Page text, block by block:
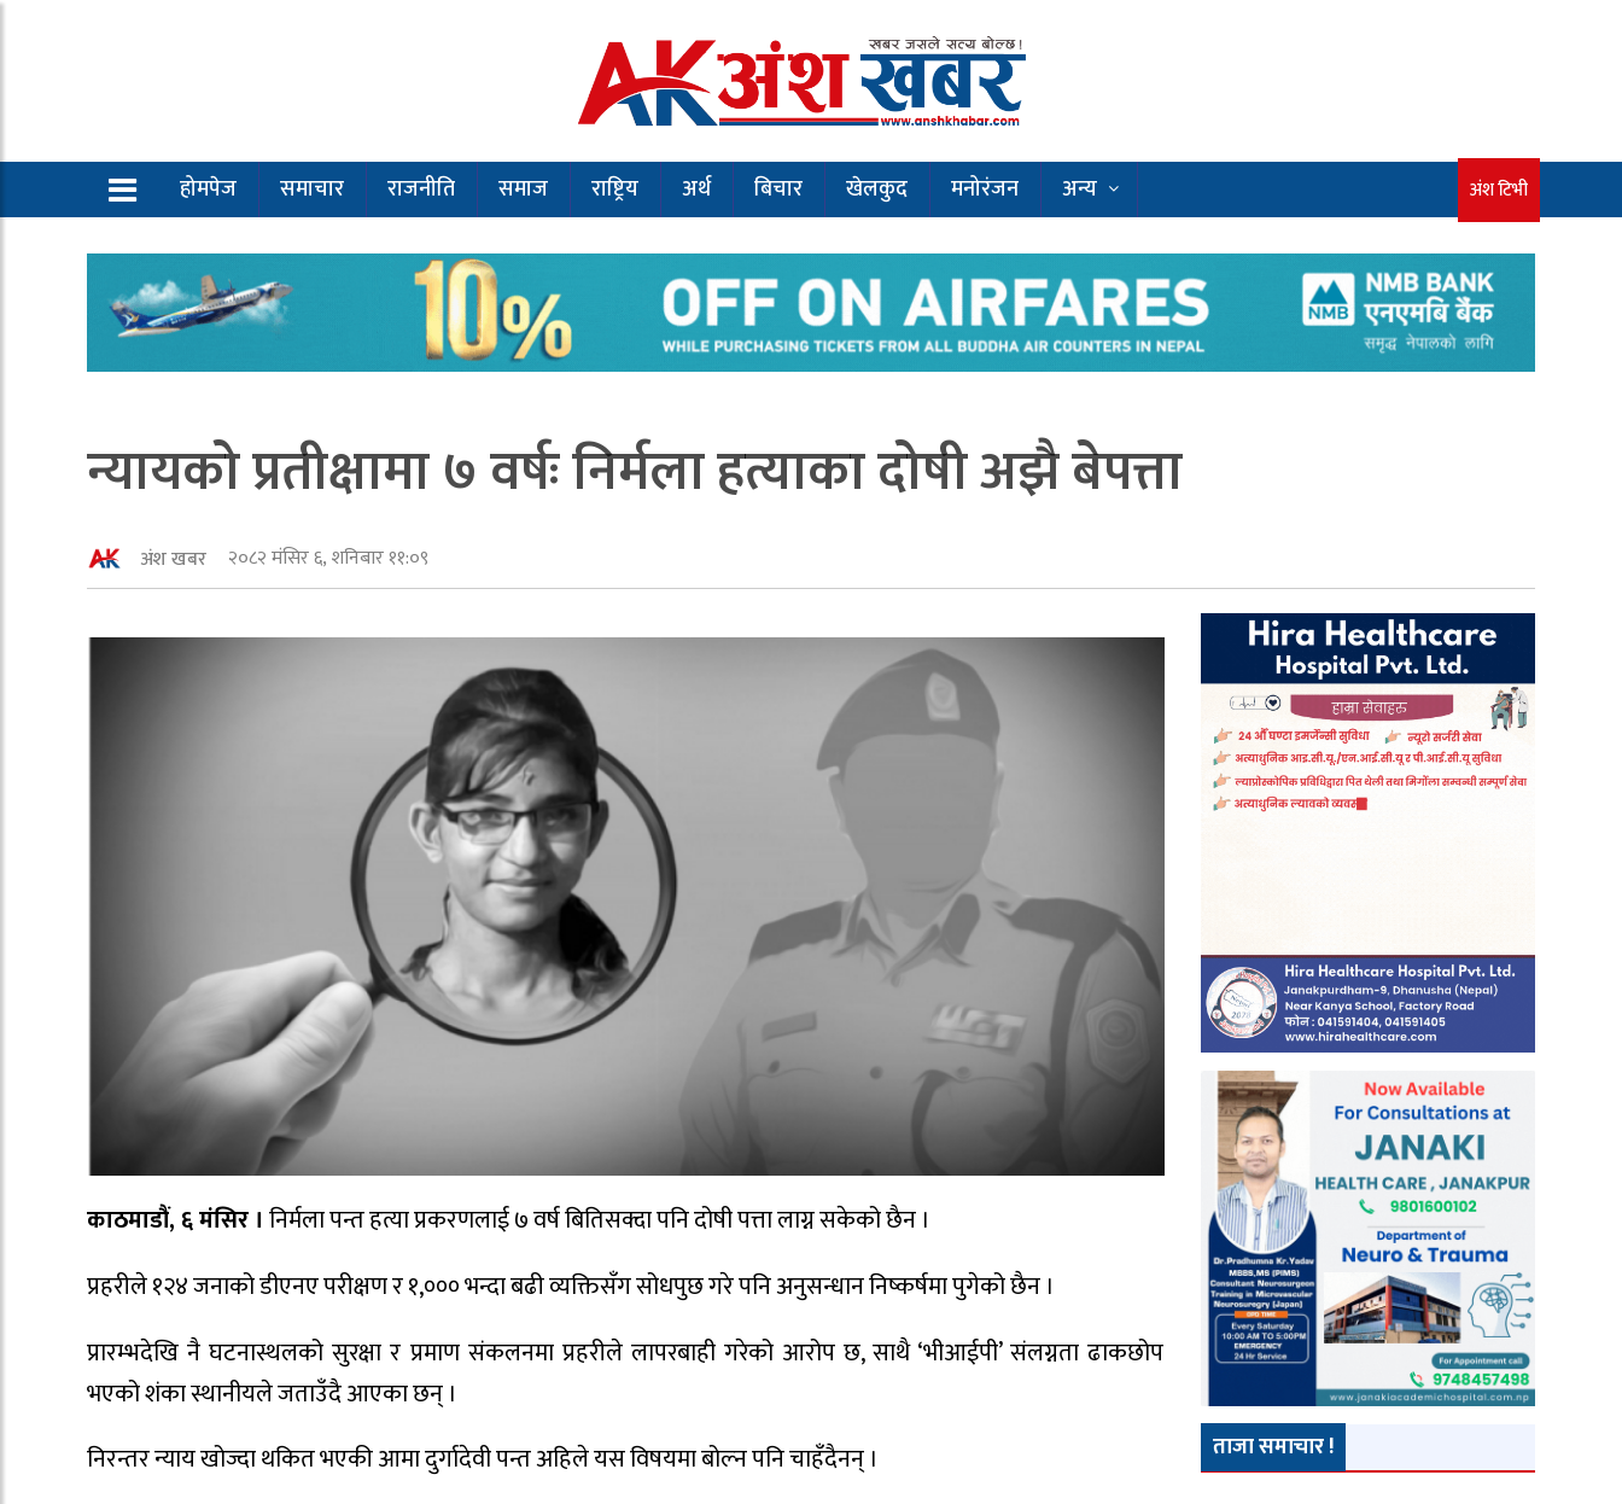
होमपेज समाचार राजनीति समाज राष्ट्रिय अर्थ बिचार खेलकुद मनोरंजन अन्य अंश टिभी
न्यायको प्रतीक्षामा ७ वर्षः निर्मला हत्याका दोषी अझै बेपत्ता
अंश खबर २०८२ मंसिर ६, शनिबार ११:०९
काठमाडौं, ६ मंसिर । निर्मला पन्त हत्या प्रकरणलाई ७ वर्ष बितिसक्दा पनि दोषी पत्ता लाग्न सकेको छैन ।
प्रहरीले १२४ जनाको डीएनए परीक्षण र १,००० भन्दा बढी व्यक्तिसँग सोधपुछ गरे पनि अनुसन्धान निष्कर्षमा पुगेको छैन ।
प्रारम्भदेखि नै घटनास्थलको सुरक्षा र प्रमाण संकलनमा प्रहरीले लापरबाही गरेको आरोप छ, साथै ‘भीआईपी’ संलग्नता ढाकछोप
भएको शंका स्थानीयले जताउँदै आएका छन् ।
निरन्तर न्याय खोज्दा थकित भएकी आमा दुर्गादेवी पन्त अहिले यस विषयमा बोल्न पनि चाहँदैनन् ।
ताजा समाचार !